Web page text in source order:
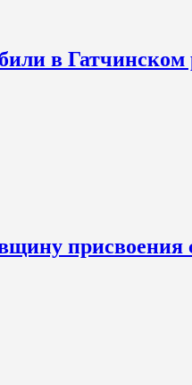
в Гатчинском
присвоения